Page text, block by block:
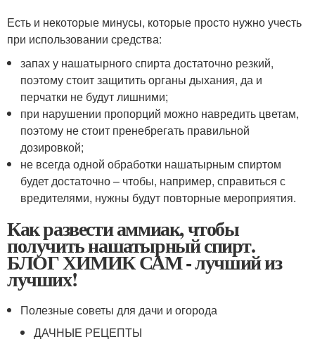
Есть и некоторые минусы, которые просто нужно учесть
при использовании средства:
запах у нашатырного спирта достаточно резкий,
поэтому стоит защитить органы дыхания, да и
перчатки не будут лишними;
при нарушении пропорций можно навредить цветам,
поэтому не стоит пренебрегать правильной
дозировкой;
не всегда одной обработки нашатырным спиртом
будет достаточно – чтобы, например, справиться с
вредителями, нужны будут повторные мероприятия.
Как развести аммиак, чтобы
получить нашатырный спирт.
БЛОГ ХИМИК САМ - лучший из
лучших!
Полезные советы для дачи и огорода
ДАЧНЫЕ РЕЦЕПТЫ